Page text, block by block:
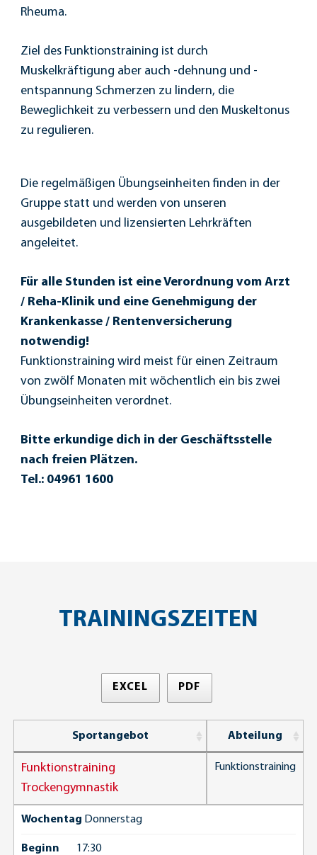
Rheuma.
Ziel des Funktionstraining ist durch
Muskelkräftigung aber auch -dehnung und -
entspannung Schmerzen zu lindern, die
Beweglichkeit zu verbessern und den Muskeltonus
zu regulieren.
Die regelmäßigen Übungseinheiten finden in der
Gruppe statt und werden von unseren
ausgebildeten und lizensierten Lehrkräften
angeleitet.
Für alle Stunden ist eine Verordnung vom Arzt
/ Reha-Klinik und eine Genehmigung der
Krankenkasse / Rentenversicherung
notwendig!
Funktionstraining wird meist für einen Zeitraum
von zwölf Monaten mit wöchentlich ein bis zwei
Übungseinheiten verordnet.
Bitte erkundige dich in der Geschäftsstelle
nach freien Plätzen.
Tel.: 04961 1600
TRAININGSZEITEN
EXCEL PDF
Sportangebot Abteilung
Funktionstraining
Trockengymnastik
Funktionstraining
Wochentag Donnerstag
Beginn 17:30